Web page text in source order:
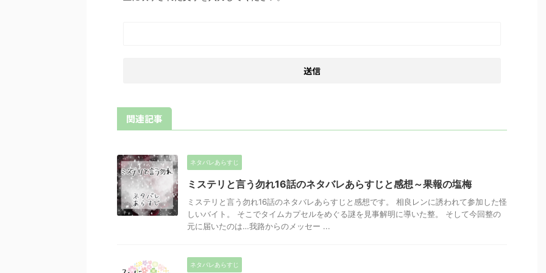
関連記事
ネタバレあらすじ
ミステリと言う勿れ16話のネタバレあらすじと感想～果報の塩梅
ミステリと言う勿れ16話のネタバレあらすじと感想です。 相良レンに誘われて参加した怪
しいバイト。 そこでタイムカプセルをめぐる謎を見事解明に導いた整。 そして今回整の
元に届いたのは…我路からのメッセー ...
ネタバレあらすじ